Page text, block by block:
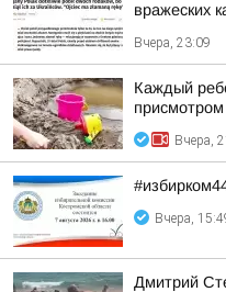
вражеских
Вчера, 23:09
Каждый
Вчера,
Вчера,
Дмитрий